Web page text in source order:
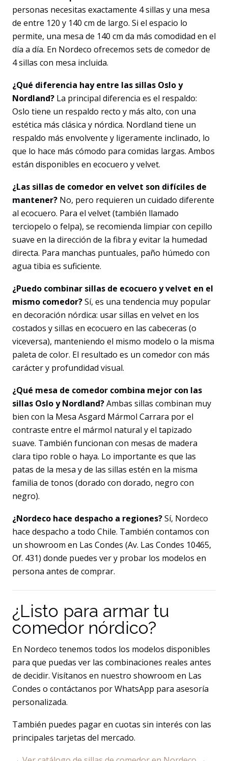
personas necesitas exactamente 4 sillas y una mesa
de entre 120 y 140 cm de largo. Si el espacio lo
permite, una mesa de 140 cm da más comodidad en el
día a día. En Nordeco ofrecemos sets de comedor de
4 sillas con mesa incluida.
¿Qué diferencia hay entre las sillas Oslo y
Nordland? La principal diferencia es el respaldo:
Oslo tiene un respaldo recto y más alto, con una
estética más clásica y nórdica. Nordland tiene un
respaldo más envolvente y ligeramente inclinado, lo
que lo hace más cómodo para comidas largas. Ambos
están disponibles en ecocuero y velvet.
¿Las sillas de comedor en velvet son difíciles de
mantener? No, pero requieren un cuidado diferente
al ecocuero. Para el velvet (también llamado
terciopelo o felpa), se recomienda limpiar con cepillo
suave en la dirección de la fibra y evitar la humedad
directa. Para manchas puntuales, paño húmedo con
agua tibia es suficiente.
¿Puedo combinar sillas de ecocuero y velvet en el
mismo comedor?Sí, es una tendencia muy popular
en decoración nórdica: usar sillas en velvet en los
costados y sillas en ecocuero en las cabeceras (o
viceversa), manteniendo el mismo modelo o la misma
paleta de color. El resultado es un comedor con más
carácter y profundidad visual.
¿Qué mesa de comedor combina mejor con las
sillas Oslo y Nordland?Ambas sillas combinan muy
bien con la Mesa Asgard Mármol Carrara por el
contraste entre el mármol natural y el tapizado
suave. También funcionan con mesas de madera
clara tipo roble o haya. Lo importante es que las
patas de la mesa y de las sillas estén en la misma
familia de tonos (dorado con dorado, negro con
negro).
¿Nordeco hace despacho a regiones?Sí, Nordeco
hace despacho a todo Chile. También contamos con
un showroom en Las Condes (Av. Las Condes 10465,
Of. 431) donde puedes ver y probar los modelos en
persona antes de comprar.
¿Listo para armar tu
comedor nórdico?
En Nordeco tenemos todos los modelos disponibles
para que puedas ver las combinaciones reales antes
de decidir. Visítanos en nuestro showroom en Las
Condes o contáctanos por WhatsApp para asesoría
personalizada.
También puedes pagar en cuotas sin interés con las
principales tarjetas del mercado.